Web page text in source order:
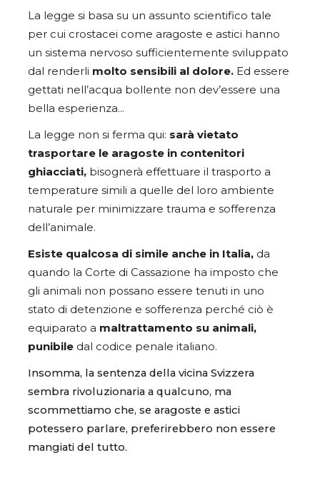
La legge si basa su un assunto scientifico tale
per cui crostacei come aragoste e astici hanno
un sistema nervoso sufficientemente sviluppato
dal renderli molto sensibili al dolore. Ed essere
gettati nell’acqua bollente non dev’essere una
bella esperienza…
La legge non si ferma qui: sarà vietato
trasportare le aragoste in contenitori
ghiacciati, bisognerà effettuare il trasporto a
temperature simili a quelle del loro ambiente
naturale per minimizzare trauma e sofferenza
dell’animale.
Esiste qualcosa di simile anche in Italia, da
quando la Corte di Cassazione ha imposto che
gli animali non possano essere tenuti in uno
stato di detenzione e sofferenza perché ciò è
equiparato a maltrattamento su animali,
punibile dal codice penale italiano.
Insomma, la sentenza della vicina Svizzera
sembra rivoluzionaria a qualcuno, ma
scommettiamo che, se aragoste e astici
potessero parlare, preferirebbero non essere
mangiati del tutto.